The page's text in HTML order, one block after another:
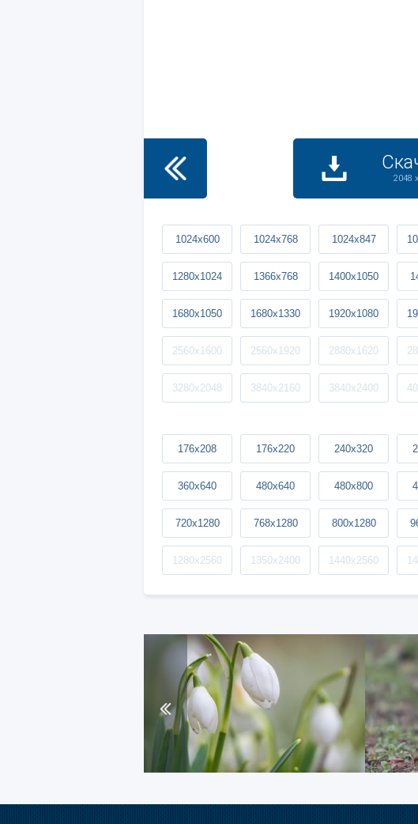
2048
1024x600 1024x768 1024x847
1280x1024 1366x768 1400x1050
1680x1050 1680x1330 1920x1080
2560x1600 2560x1920 2880x1620
3280x2048 3840x2160 3840x2400
176x208 176x220 240x320
360x640 480x640 480x800
720x1280 768x1280 800x1280
1280x2560 1350x2400 1440x2560